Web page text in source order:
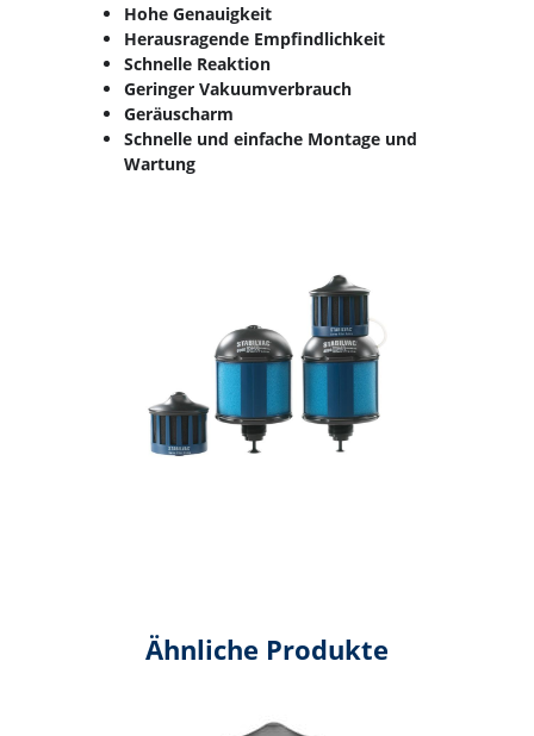
Hohe Genauigkeit
Herausragende Empfindlichkeit
Schnelle Reaktion
Geringer Vakuumverbrauch
Geräuscharm
Schnelle und einfache Montage und
Wartung
Ähnliche Produkte